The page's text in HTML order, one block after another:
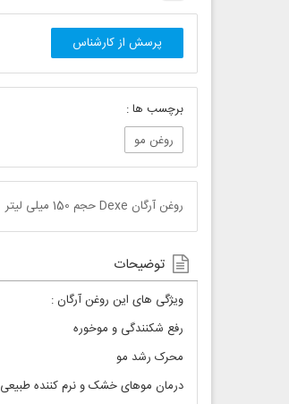
پرسش از کارشناس
برچسب ها :
روغن مو
روغن آرگان Dexe حجم 150 میلی لیتر
توضیحات
ویژگی های این روغن آرگان :
رفع شکنندگی و موخوره
محرک رشد مو
درمان موهای خشک و نرم کننده طبیعی